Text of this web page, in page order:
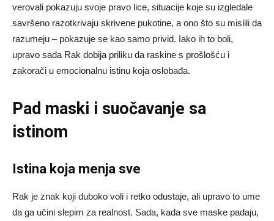
verovali pokazuju svoje pravo lice, situacije koje su izgledale
savršeno razotkrivaju skrivene pukotine, a ono što su mislili da
razumeju – pokazuje se kao samo privid. Iako ih to boli,
upravo sada Rak dobija priliku da raskine s prošlošću i
zakorači u emocionalnu istinu koja oslobađa.
Pad maski i suočavanje sa
istinom
Istina koja menja sve
Rak je znak koji duboko voli i retko odustaje, ali upravo to ume
da ga učini slepim za realnost. Sada, kada sve maske padaju,